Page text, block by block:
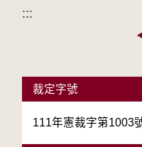
:::
裁定字號
111年憲裁字第1003